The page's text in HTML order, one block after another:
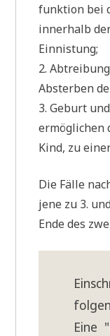
funk­ti­on bei
inner­halb
Einnistung;
2.
Abster­ben
3. Geburt
ermög­li­chen
Kind, zu
Die Fäl­le
jene zu 3.
Ende des
Eine